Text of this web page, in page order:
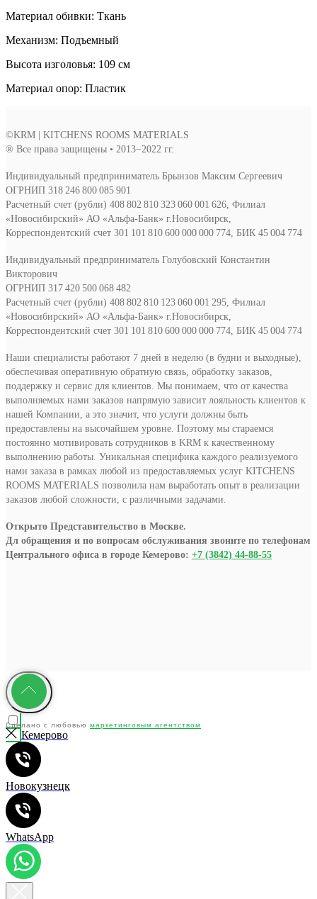
Материал обивки: Ткань
Механизм: Подъемный
Высота изголовья: 109 см
Материал опор: Пластик
©KRM | KITCHENS ROOMS MATERIALS
® Все права защищены • 2013−2022 гг.
Индивидуальный предприниматель Брынзов Максим Сергеевич
ОГРНИП 318 246 800 085 901
Расчетный счет (рубли) 408 802 810 323 060 001 626, Филиал
«Новосибирский» АО «Альфа-Банк» г.Новосибирск,
Корреспондентский счет 301 101 810 600 000 000 774, БИК 45 004 774
Индивидуальный предприниматель Голубовский Константин
Викторович
ОГРНИП 317 420 500 068 482
Расчетный счет (рубли) 408 802 810 123 060 001 295, Филиал
«Новосибирский» АО «Альфа-Банк» г.Новосибирск,
Корреспондентский счет 301 101 810 600 000 000 774, БИК 45 004 774
Наши специалисты работают 7 дней в неделю (в будни и выходные),
обеспечивая оперативную обратную связь, обработку заказов,
поддержку и сервис для клиентов. Мы понимаем, что от качества
выполняемых нами заказов напрямую зависит лояльность клиентов к
нашей Компании, а это значит, что услуги должны быть
предоставлены на высочайшем уровне. Поэтому мы стараемся
постоянно мотивировать сотрудников в KRM к качественному
выполнению работы. Уникальная специфика каждого реализуемого
нами заказа в рамках любой из предоставляемых услуг KITCHENS
ROOMS MATERIALS позволила нам выработать опыт в реализации
заказов любой сложности, с различными задачами.
Открыто Представительство в Москве.
Дл обращения и по вопросам обслуживания звоните по телефонам
Центрального офиса в городе Кемерово: +7 (3842) 44-88-55
Сделано с любовью маркетинговым агентством
"YMC"Кемерово
Новокузнецк
WhatsApp